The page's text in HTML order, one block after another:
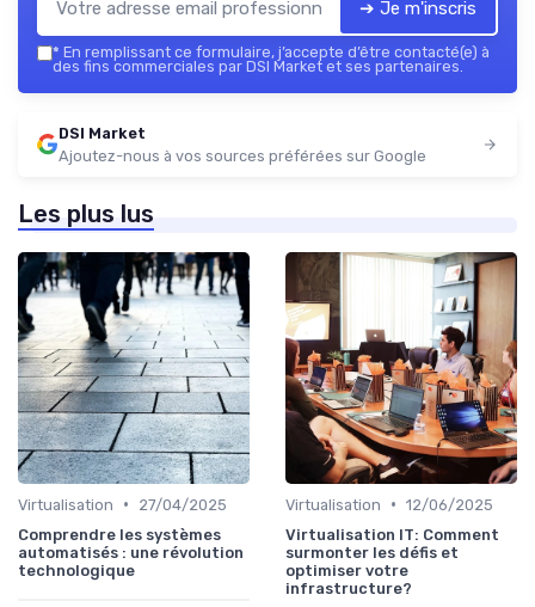
➔ Je m'inscris
* En remplissant ce formulaire, j’accepte d’être contacté(e) à
des fins commerciales par DSI Market et ses partenaires.
DSI Market
Ajoutez-nous à vos sources préférées sur Google
Les plus lus
Virtualisation •
27/04/2025
Comprendre les systèmes
automatisés : une révolution
technologique
Virtualisation • 12/06/2025
Virtualisation IT: Comment
surmonter les défis et
optimiser votre
infrastructure?